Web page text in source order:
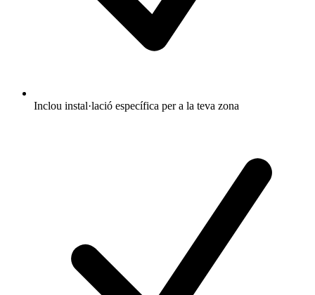
Inclou instal·lació específica per a la teva zona